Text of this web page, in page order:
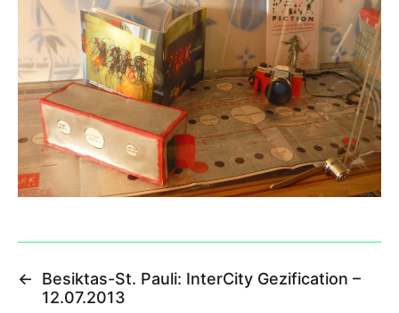
←
Besiktas-St. Pauli: InterCity Gezification –
12.07.2013